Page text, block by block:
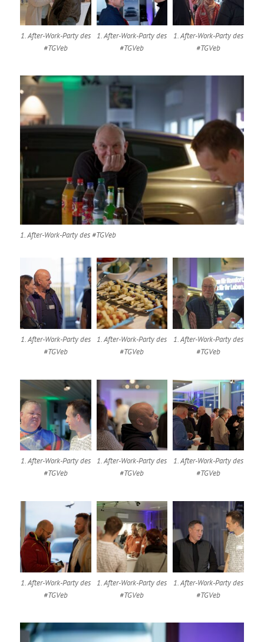
1. After-Work-Party des
#TGVeb
1. After-Work-Party des
#TGVeb
1. After-Work-Party des
#TGVeb
1. After-Work-Party des #TGVeb
1. After-Work-Party des
#TGVeb
1. After-Work-Party des
#TGVeb
1. After-Work-Party des
#TGVeb
1. After-Work-Party des
#TGVeb
1. After-Work-Party des
#TGVeb
1. After-Work-Party des
#TGVeb
1. After-Work-Party des
#TGVeb
1. After-Work-Party des
#TGVeb
1. After-Work-Party des
#TGVeb